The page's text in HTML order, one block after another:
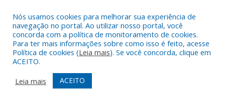
Todos os direitos reservados a Câmara Municipal de Cachoeira
do Piriá.
Mapa do Site
Acessar Área Administrativa
Nós usamos cookies para melhorar sua experiência de
navegação no portal. Ao utilizar nosso portal, você
concorda com a política de monitoramento de cookies.
Para ter mais informações sobre como isso é feito, acesse
Política de cookies (Leia mais). Se você concorda, clique em
ACEITO.
Leia mais
ACEITO